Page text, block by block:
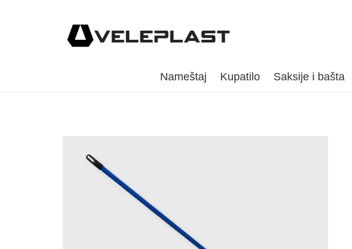
Nameštaj Kupatilo Saksije i bašta